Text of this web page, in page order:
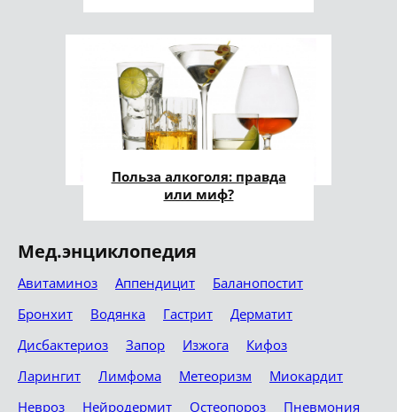
Польза алкоголя: правда
или миф?
Мед.энциклопедия
Авитаминоз Аппендицит
Баланопостит
Бронхит
Водянка Гастрит
Дерматит
Дисбактериоз
Запор Изжога
Кифоз
Ларингит
Лимфома Метеоризм
Миокардит
Невроз
Нейродермит Остеопороз
Пневмония